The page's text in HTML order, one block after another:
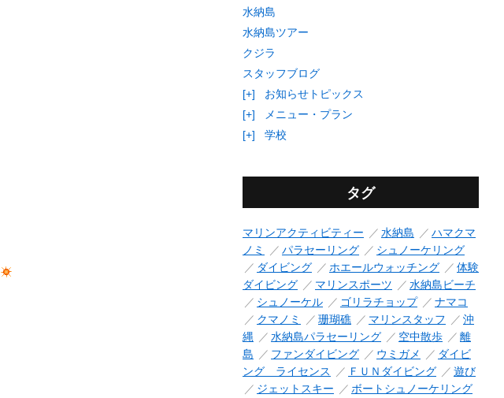
水納島
水納島ツアー
クジラ
スタッフブログ
[+]
お知らせトピックス
[+]
メニュー・プラン
[+]
学校
タグ
マリンアクティビティー 水納島
ハマクマ
ノミ
パラセーリング
シュノーケリング
ダイビング
ホエールウォッチング
体験
ダイビング
マリンスポーツ
水納島ビーチ
シュノーケル
ゴリラチョップ
ナマコ
クマノミ
珊瑚礁 マリンスタッフ
沖
縄
水納島パラセーリング 空中散歩
離
島
ファンダイビング ウミガメ
ダイビ
ング ライセンス
ＦＵＮダイビング
遊び
ジェットスキー
ボートシュノーケリング